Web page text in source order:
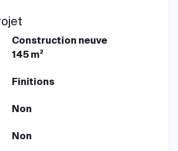
Construction neuve
145 m²
Finitions
Non
Non